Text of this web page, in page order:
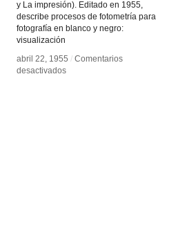
y La impresión). Editado en 1955,
describe procesos de fotometría para
fotografía en blanco y negro:
visualización
abril 22, 1955 / Comentarios
desactivadosen
abril 22, 1955 / Comentarios
desactivadosen